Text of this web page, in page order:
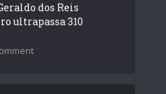
dos Reis
ultrapassa 310